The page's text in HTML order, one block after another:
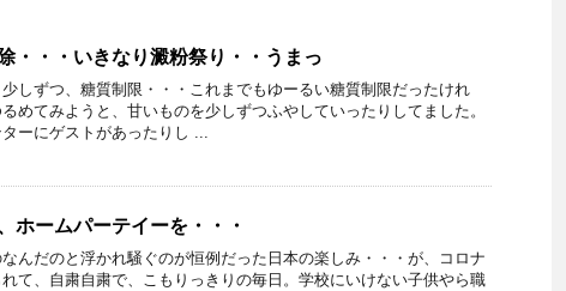
・・・いきなり澱粉祭り・・うまっ
しずつ、糖質制限・・・これまでもゆーるい糖質制限だったけれ
めてみようと、甘いものを少しずつふやしていったりしてました。
ーにゲストがあったりし ...
ホームパーテイーを・・・
んだのと浮かれ騒ぐのが恒例だった日本の楽しみ・・・が、コロナ
て、自粛自粛で、こもりっきりの毎日。学校にいけない子供やら職